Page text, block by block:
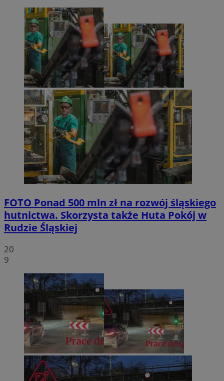
FOTO Ponad 500 mln zł na rozwój śląskiego
hutnictwa. Skorzysta także Huta Pokój w
Rudzie Śląskiej
20
9